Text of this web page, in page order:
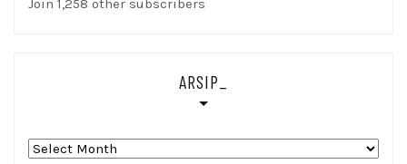
ARSIP_
Arsip_